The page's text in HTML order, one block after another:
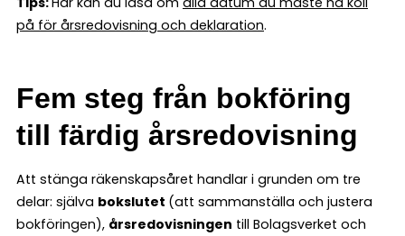
på för årsredovisning och deklaration.
Fem steg från bokföring
till färdig årsredovisning
Att stänga räkenskapsåret handlar i grunden om tre
delar: själva bokslutet (att sammanställa och justera
bokföringen), årsredovisningen till Bolagsverket och